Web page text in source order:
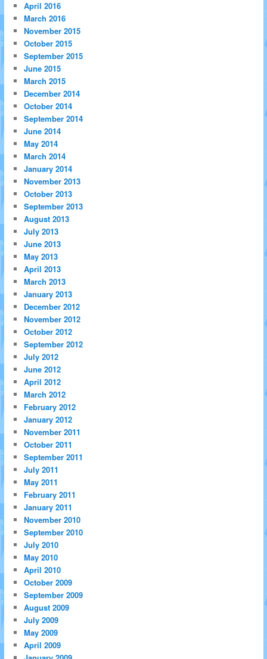
April 2016
March 2016
November 2015
October 2015
September 2015
June 2015
March 2015
December 2014
October 2014
September 2014
June 2014
May 2014
March 2014
January 2014
November 2013
October 2013
September 2013
August 2013
July 2013
June 2013
May 2013
April 2013
March 2013
January 2013
December 2012
November 2012
October 2012
September 2012
July 2012
June 2012
April 2012
March 2012
February 2012
January 2012
November 2011
October 2011
September 2011
July 2011
May 2011
February 2011
January 2011
November 2010
September 2010
July 2010
May 2010
April 2010
October 2009
September 2009
August 2009
July 2009
May 2009
April 2009